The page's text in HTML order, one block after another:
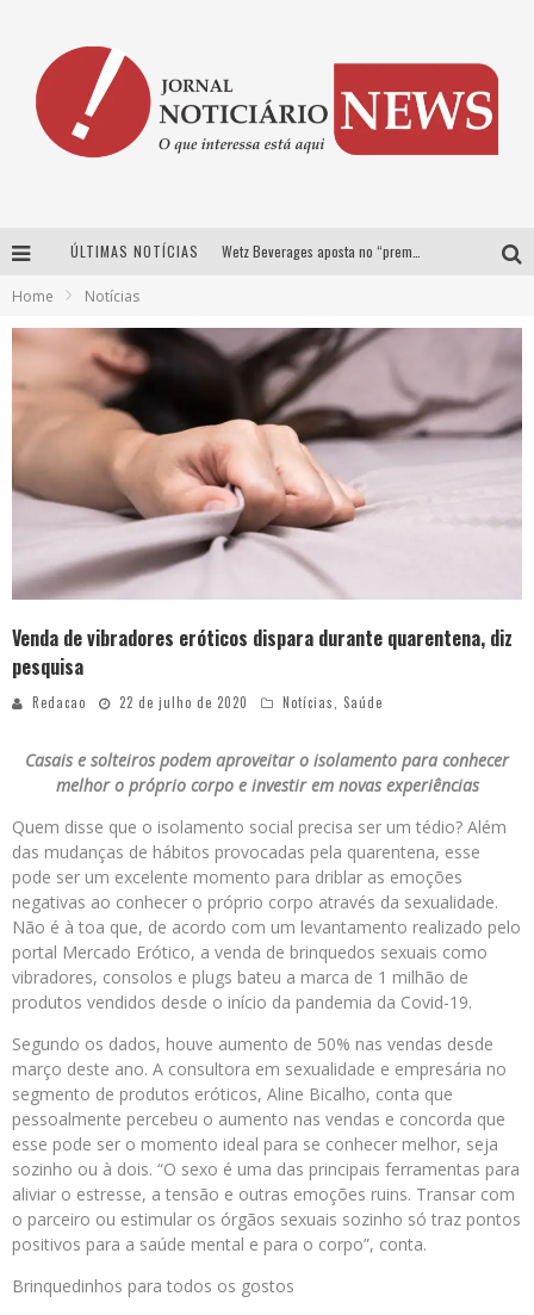
ÚLTIMAS NOTÍCIAS
Proibida anuncia retorno da Puro Malte Extra e consolida trajetória de democratização cervejeira no Brasil
Home Notícias
Venda de vibradores eróticos dispara durante quarentena, diz
pesquisa
Redacao 22 de julho de 2020 Notícias, Saúde
Casais e solteiros podem aproveitar o isolamento para conhecer
melhor o próprio corpo e investir em novas experiências
Quem disse que o isolamento social precisa ser um tédio? Além
das mudanças de hábitos provocadas pela quarentena, esse
pode ser um excelente momento para driblar as emoções
negativas ao conhecer o próprio corpo através da sexualidade.
Não é à toa que, de acordo com um levantamento realizado pelo
portal Mercado Erótico, a venda de brinquedos sexuais como
vibradores, consolos e plugs bateu a marca de 1 milhão de
produtos vendidos desde o início da pandemia da Covid-19.
Segundo os dados, houve aumento de 50% nas vendas desde
março deste ano. A consultora em sexualidade e empresária no
segmento de produtos eróticos, Aline Bicalho, conta que
pessoalmente percebeu o aumento nas vendas e concorda que
esse pode ser o momento ideal para se conhecer melhor, seja
sozinho ou à dois. “O sexo é uma das principais ferramentas para
aliviar o estresse, a tensão e outras emoções ruins. Transar com
o parceiro ou estimular os órgãos sexuais sozinho só traz pontos
positivos para a saúde mental e para o corpo”, conta.
Brinquedinhos para todos os gostos